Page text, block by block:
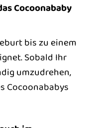
Cocoonababy
bis zu einem
Sobald Ihr
umzudrehen,
Cocoonababys